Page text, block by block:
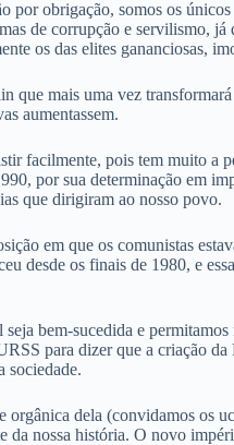
por obrigação, somos os
de corrupção e servilismo,
os das elites gananciosas,
que mais uma vez
aumentassem.
facilmente, pois tem muito a
por sua determinação em
que dirigiram ao nosso povo.
em que os comunistas
desde os finais de 1980, e
bem-sucedida e
para dizer que a criação
sociedade.
orgânica dela (convidamos os
da nossa história. O novo